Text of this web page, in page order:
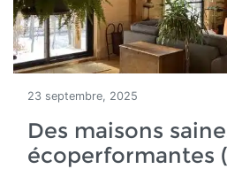
23 septembre, 2025
Des maisons
écoperformantes